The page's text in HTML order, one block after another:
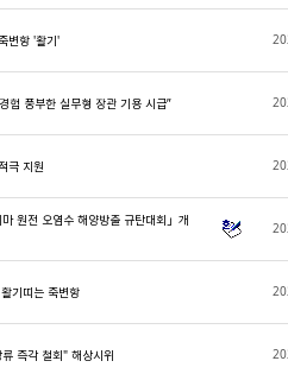
변항 '활기'
험 풍부한 실무형 장관 기용 시급”
극 지원
원전 오염수 해양방출 규탄대회」개
기띠는 죽변항
즉각 철회" 해상시위